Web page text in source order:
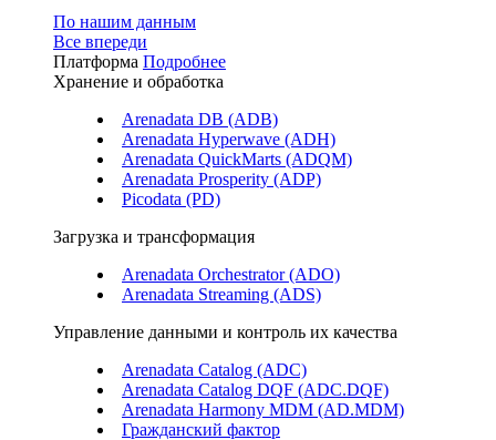
По нашим данным
Все впереди
Платформа Подробнее
Хранение и обработка
Arenadata DB (ADB)
Arenadata Hyperwave (ADH)
Arenadata QuickMarts (ADQM)
Arenadata Prosperity (ADP)
Picodata (PD)
Загрузка и трансформация
Arenadata Orchestrator (ADO)
Arenadata Streaming (ADS)
Управление данными и контроль их качества
Arenadata Catalog (ADC)
Arenadata Catalog DQF (ADС.DQF)
Arenadata Harmony MDM (AD.MDM)
Гражданский фактор